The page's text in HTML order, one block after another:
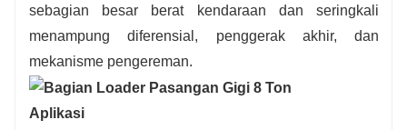
sebagian besar berat kendaraan dan seringkali
menampung diferensial, penggerak akhir, dan
mekanisme pengereman.
Aplikasi